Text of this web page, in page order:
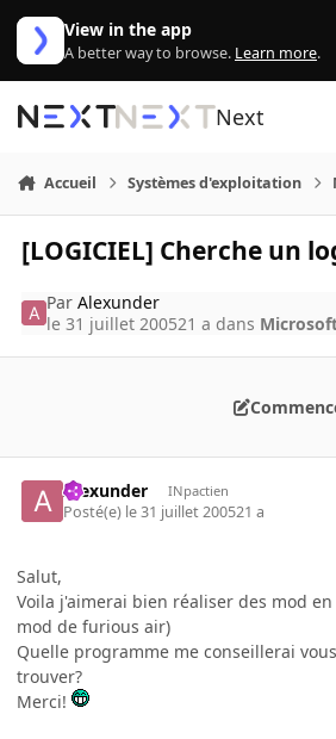
Aller au contenu
View in the app
A better way to browse. Learn more.
Next
Accueil Systèmes d'exploitation
[LOGICIEL] Cherche un
ParAlexunder
le 31 juillet 200521 a dans
Alexunder INpactien
Posté(e) le 31 juillet 200521 a
Salut,
Voila j'aimerai bien réaliser des mod
mod de furious air)
Quelle programme me conseillerai
trouver?
Merci!